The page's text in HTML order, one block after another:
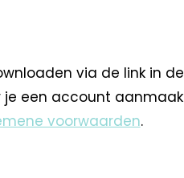
via de link in
een account
voorwaarden.